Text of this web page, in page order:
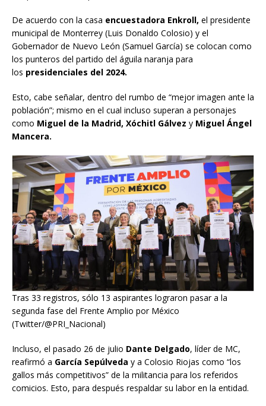
De acuerdo con la casa encuestadora Enkroll, el presidente
municipal de Monterrey (Luis Donaldo Colosio) y el
Gobernador de Nuevo León (Samuel García) se colocan como
los punteros del partido del águila naranja para
los presidenciales del 2024.
Esto, cabe señalar, dentro del rumbo de “mejor imagen ante la
población”; mismo en el cual incluso superan a personajes
como Miguel de la Madrid, Xóchitl Gálvez y Miguel Ángel
Mancera.
Tras 33 registros, sólo 13 aspirantes lograron pasar a la
segunda fase del Frente Amplio por México
(Twitter/@PRI_Nacional)
Incluso, el pasado 26 de julio Dante Delgado, líder de MC,
reafirmó a García Sepúlveda y a Colosio Riojas como “los
gallos más competitivos” de la militancia para los referidos
comicios. Esto, para después respaldar su labor en la entidad.